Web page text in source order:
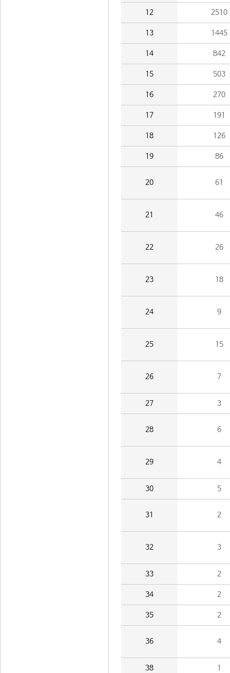
12 2510
13 1445
14 842
15 503
16 270
17 191
18 126
19 86
20 61
21 46
22 26
23 18
24 9
25 15
26 7
27 3
28 6
29 4
30 5
31 2
32 3
33 2
34 2
35 2
36 4
38 1